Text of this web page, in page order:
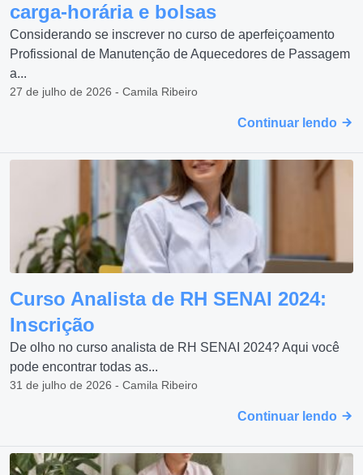
carga-horária e bolsas
Considerando se inscrever no curso de aperfeiçoamento
Profissional de Manutenção de Aquecedores de Passagem
a...
27 de julho de 2026 - Camila Ribeiro
Continuar lendo
Curso Analista de RH SENAI 2024:
Inscrição
De olho no curso analista de RH SENAI 2024? Aqui você
pode encontrar todas as...
31 de julho de 2026 - Camila Ribeiro
Continuar lendo